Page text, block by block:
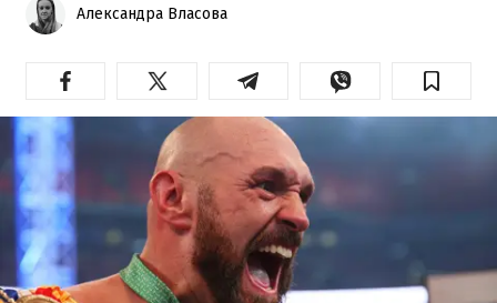
Александра Власова